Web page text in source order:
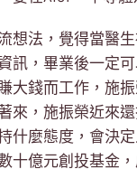
想法，覺得當醫
訊，畢業後一定
大錢而工作，施
來，施振榮近來
什麼態度，會決
十億元創投基金